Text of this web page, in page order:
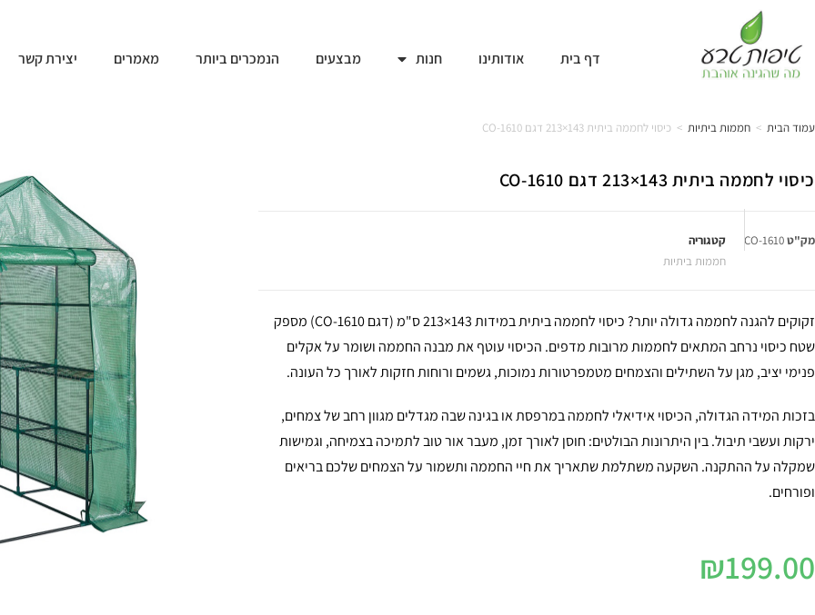
דף בית אודותינו חנות מבצעים הנמכרים ביותר מאמרים יצירת קשר
עמוד הבית > חממות ביתיות > כיסוי לחממה ביתית 143×213 דגם 1610-CO
כיסוי לחממה ביתית 143×213 דגם 1610-CO
מק"ט1610-CO
קטגוריה
חממות ביתיות
זקוקים להגנה לחממה גדולה יותר? כיסוי לחממה ביתית במידות 143×213 ס"מ (דגם 1610-CO) מספק
שטח כיסוי נרחב המתאים לחממות מרובות מדפים. הכיסוי עוטף את מבנה החממה ושומר על אקלים
פנימי יציב, מגן על השתילים והצמחים מטמפרטורות נמוכות, גשמים ורוחות חזקות לאורך כל העונה.
בזכות המידה הגדולה, הכיסוי אידיאלי לחממה במרפסת או בגינה שבה מגדלים מגוון רחב של צמחים,
ירקות ועשבי תיבול. בין היתרונות הבולטים: חוסן לאורך זמן, מעבר אור טוב לתמיכה בצמיחה, וגמישות
שמקלה על ההתקנה. השקעה משתלמת שתאריך את חיי החממה ותשמור על הצמחים שלכם בריאים
ופורחים.
₪199.00